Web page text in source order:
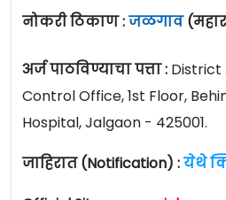
नोकरी ठिकाण :जळगाव
अर्ज पाठविण्याचा पत्ता : District
Control Office, 1st Floor,
Hospital, Jalgaon - 425001.
जाहिरात (Notification) :येथे